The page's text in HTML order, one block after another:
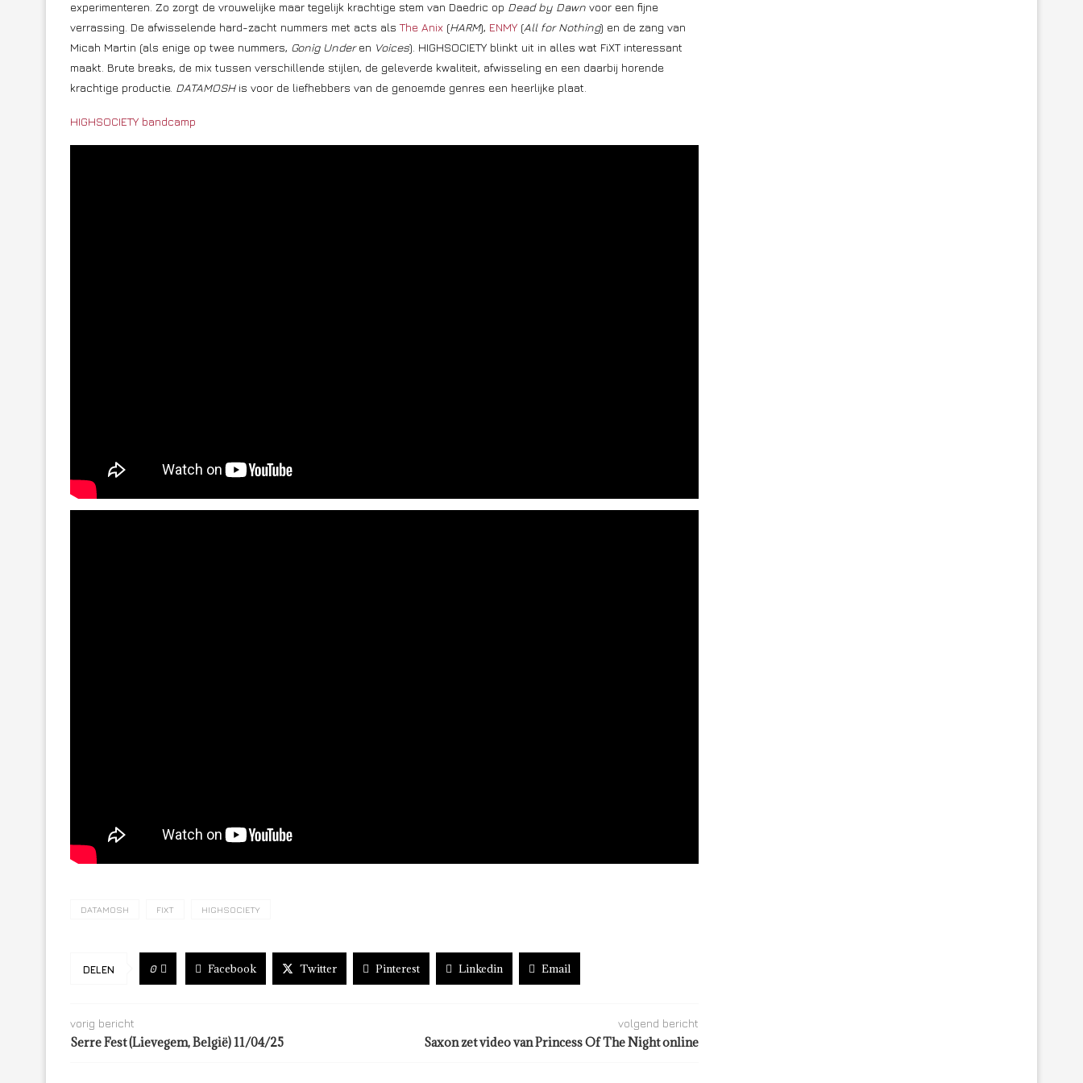
experimenteren. Zo zorgt de vrouwelijke maar tegelijk krachtige stem van Daedric op Dead by Dawn voor een fijne
verrassing. De afwisselende hard-zacht nummers met acts alsThe Anix (HARM), ENMY (All for Nothing) en de zang van
Micah Martin (als enige op twee nummers, Gonig Underen Voices). HIGHSOCIETY blinkt uit in alles wat FiXT interessant
maakt. Brute breaks, de mix tussen verschillende stijlen, de geleverde kwaliteit, afwisseling en een daarbij horende
krachtige productie. DATAMOSHis voor de liefhebbers van de genoemde genres een heerlijke plaat.
HIGHSOCIETY bandcamp
DATAMOSH FIXT HIGHSOCIETY
DELEN 0 Facebook Twitter Pinterest Linkedin Email
vorig bericht
Serre Fest (Lievegem, België) 11/04/25
volgend bericht
Saxon zet video van Princess Of The Night online